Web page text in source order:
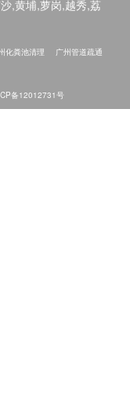
,黄埔,萝岗,越秀,荔
化粪池清理 广州管道疏通
备12012731号